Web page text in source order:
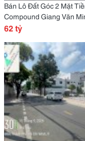
Bán Lô Đất Góc 2 Mặt
Compound Giang Văn
Phường An Phú, Quận 2.
62 tỷ